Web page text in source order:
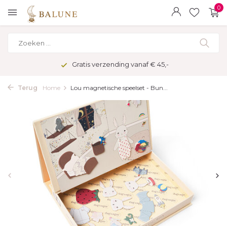
0
Gratis verzending vanaf € 45,-
Terug Home Lou magnetische speelset - Bun...